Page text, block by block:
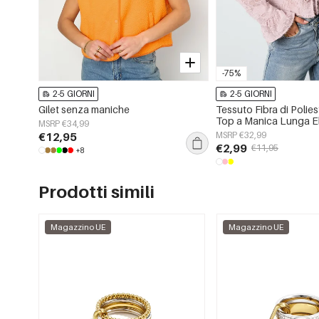
2-5 GIORNI
Gilet senza maniche
MSRP €34,99
€12,95
+8
-75%
2-5 GIORNI
Tessuto Fibra di
Top a Manica Lunga
Puro Primavera/Estate
MSRP €32,99
€2,99 €11,95
Prodotti simili
Magazzino UE Magazzino UE